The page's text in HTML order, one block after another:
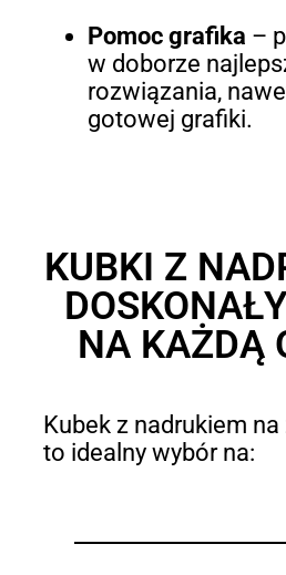
Pomoc grafika –
w doborze
rozwiązania,
gotowej grafiki.
KUBKI Z
NA KAŻDĄ
Kubek z nadrukiem
to idealny wybór na: